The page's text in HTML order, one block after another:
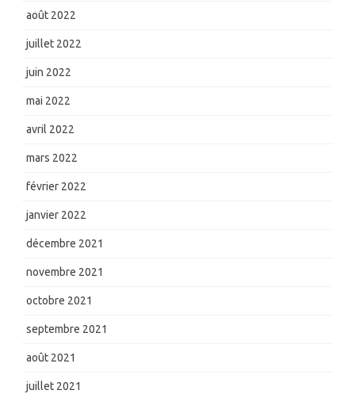
août 2022
juillet 2022
juin 2022
mai 2022
avril 2022
mars 2022
février 2022
janvier 2022
décembre 2021
novembre 2021
octobre 2021
septembre 2021
août 2021
juillet 2021